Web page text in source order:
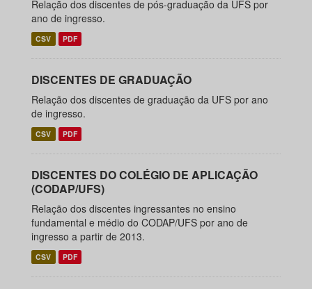
Relação dos discentes de pós-graduação da UFS por
ano de ingresso.
CSV PDF
DISCENTES DE GRADUAÇÃO
Relação dos discentes de graduação da UFS por ano
de ingresso.
CSV PDF
DISCENTES DO COLÉGIO DE APLICAÇÃO
(CODAP/UFS)
Relação dos discentes ingressantes no ensino
fundamental e médio do CODAP/UFS por ano de
ingresso a partir de 2013.
CSV PDF